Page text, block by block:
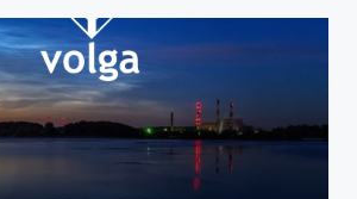
февраля 2024 года. Код лицензии
товарного знака: FSC-
подтверждает легальное и
бумаги производства